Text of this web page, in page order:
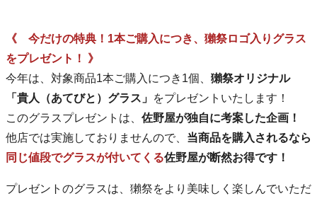
《 今だけの特典！1本ご購入につき、獺祭ロゴ入りグラス
をプレゼント！ 》
今年は、対象商品1本ご購入につき1個、 獺祭オリジナル
「貴人（あてびと）グラス」 をプレゼントいたします！
このグラスプレゼントは、 佐野屋が独自に考案した企画！
他店では実施しておりませんので、 当商品を購入されるなら
同じ値段でグラスが付いてくる佐野屋が断然お得です！
プレゼントのグラスは、獺祭をより美味しく楽しんでいただ